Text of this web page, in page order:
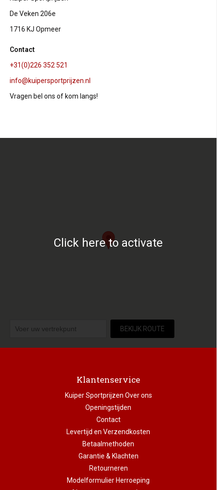
De Veken 206e
1716 KJ Opmeer
Contact
+31(0)226 352 521
info@kuipersportprijzen.nl
Vragen bel ons of kom langs!
Click here to activate
BEKIJK ROUTE
Klantenservice
Kuiper Sportprijzen Over ons
Openingstijden
Contact
Levertijd en Verzendkosten
Betaalmethoden
Garantie & Klachten
Retourneren
Modelformulier Herroeping